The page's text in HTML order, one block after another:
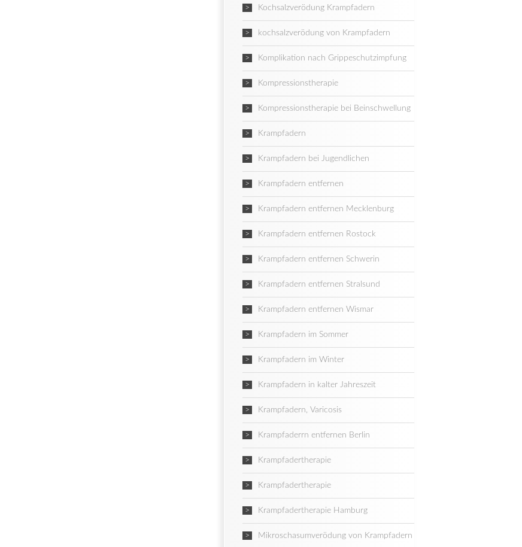
Kochsalzverödung Krampfadern
kochsalzverödung von Krampfadern
Komplikation nach Grippeschutzimpfung
Kompressionstherapie
Kompressionstherapie bei Beinschwellung
Krampfadern
Krampfadern bei Jugendlichen
Krampfadern entfernen
Krampfadern entfernen Mecklenburg
Krampfadern entfernen Rostock
Krampfadern entfernen Schwerin
Krampfadern entfernen Stralsund
Krampfadern entfernen Wismar
Krampfadern im Sommer
Krampfadern im Winter
Krampfadern in kalter Jahreszeit
Krampfadern, Varicosis
Krampfaderrn entfernen Berlin
Krampfadertherapie
Krampfadertherapie
Krampfadertherapie Hamburg
Mikroschasumverödung von Krampfadern